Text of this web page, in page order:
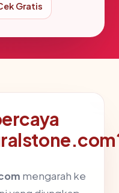
Gratis
mengarah ke